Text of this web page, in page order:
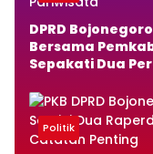
DPRD Bojonegoro
Bersama
Sepakati Dua
Pariwisata
Politik